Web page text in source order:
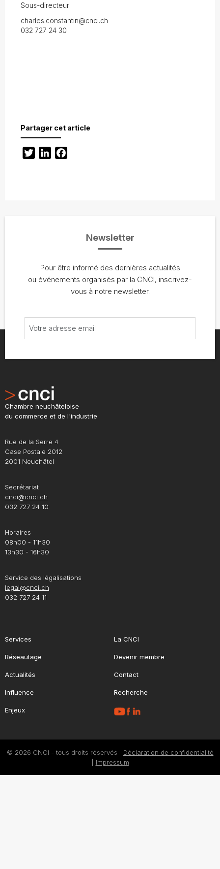
Sous-directeur
charles.constantin@cnci.ch
032 727 24 30
Partager cet article
TwitterLinkedIn
Newsletter
Pour être informé des dernières actualités
ou événements organisés par la CNCI, inscrivez-
vous à notre newsletter.
Chambre neuchâteloise
du commerce et de l'industrie
Rue de la Serre 4
Case Postale 2012
2001 Neuchâtel
Secrétariat
cnci@cnci.ch
032 727 24 10
Horaires
08h00 - 11h30
13h30 - 16h30
Service des légalisations
legal@cnci.ch
032 727 24 11
Services
Réseautage
Actualités
Influence
Enjeux
La CNCI
Devenir membre
Contact
Recherche
© 2026 CNCI - tous droits réservés Déclaration de confidentialité
Impressum